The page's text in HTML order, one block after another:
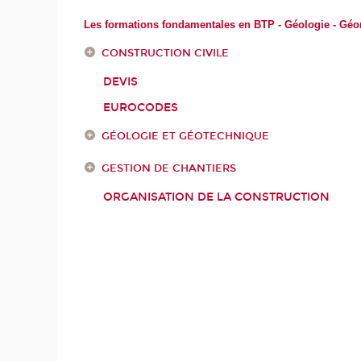
Les formations fondamentales en BTP - Géologie -
CONSTRUCTION CIVILE
DEVIS
EUROCODES
GÉOLOGIE ET GÉOTECHNIQUE
GESTION DE CHANTIERS
ORGANISATION DE LA CONSTRUCTION